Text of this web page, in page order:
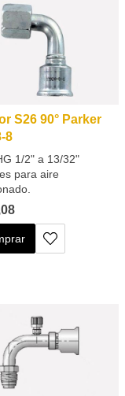
S26 90° Parker
8
1/2" a 13/32"
para aire